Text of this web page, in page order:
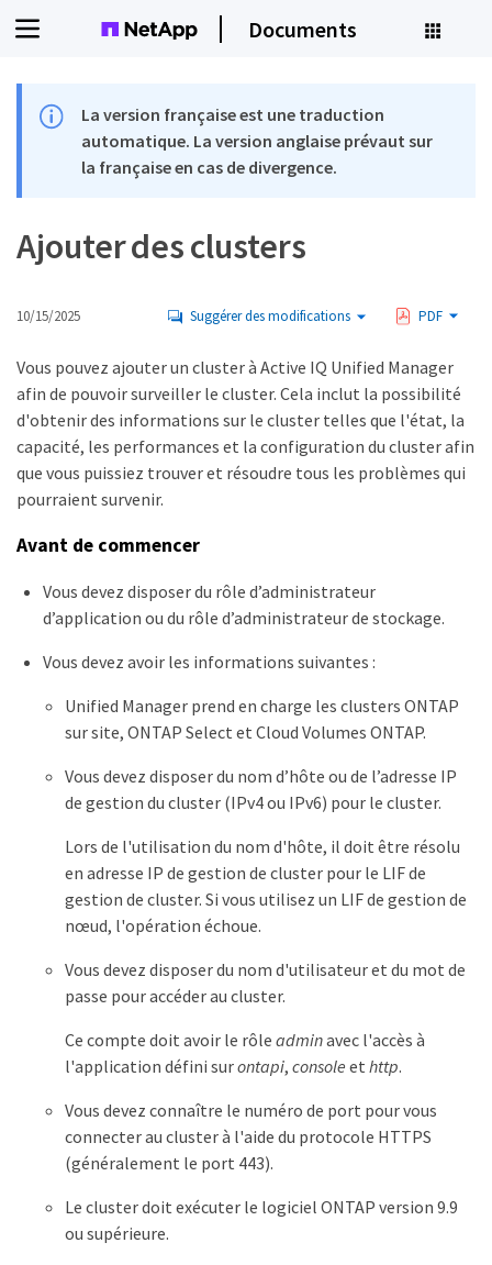
Documents
La version française est une traduction
automatique. La version anglaise prévaut sur
la française en cas de divergence.
Ajouter des clusters
10/15/2025 Suggérer des modifications PDF
Vous pouvez ajouter un cluster à Active IQ Unified Manager
afin de pouvoir surveiller le cluster. Cela inclut la possibilité
d'obtenir des informations sur le cluster telles que l'état, la
capacité, les performances et la configuration du cluster afin
que vous puissiez trouver et résoudre tous les problèmes qui
pourraient survenir.
Avant de commencer
Vous devez disposer du rôle d’administrateur
d’application ou du rôle d’administrateur de stockage.
Vous devez avoir les informations suivantes :
Unified Manager prend en charge les clusters ONTAP
sur site, ONTAP Select et Cloud Volumes ONTAP.
Vous devez disposer du nom d’hôte ou de l’adresse IP
de gestion du cluster (IPv4 ou IPv6) pour le cluster.
Lors de l'utilisation du nom d'hôte, il doit être résolu
en adresse IP de gestion de cluster pour le LIF de
gestion de cluster. Si vous utilisez un LIF de gestion de
nœud, l'opération échoue.
Vous devez disposer du nom d'utilisateur et du mot de
passe pour accéder au cluster.
Ce compte doit avoir le rôle adminavec l'accès à
l'application défini surontapi, console et http.
Vous devez connaître le numéro de port pour vous
connecter au cluster à l'aide du protocole HTTPS
(généralement le port 443).
Le cluster doit exécuter le logiciel ONTAP version 9.9
ou supérieure.